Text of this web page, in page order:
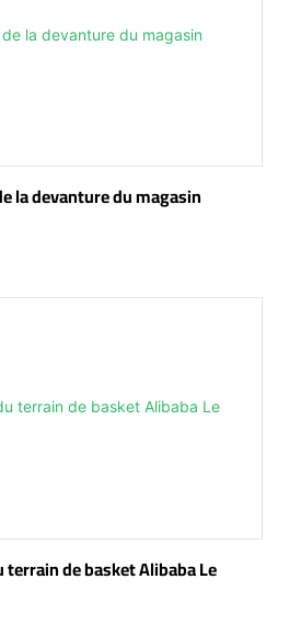
la devanture du magasin
de basket Alibaba Le